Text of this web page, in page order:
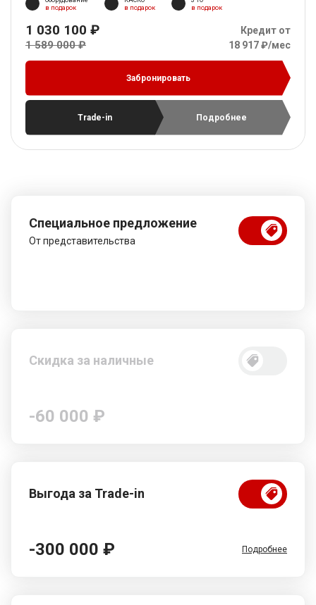
в подарок
в подарок
в подарок
1 030 100 ₽
1 589 000 ₽
Кредит от
18 917 ₽/мес
Забронировать
Trade-in Подробнее
Специальное предложение
От представительства
Скидка за наличные
-60 000 ₽
Выгода за Trade-in
-300 000 ₽ Подробнее